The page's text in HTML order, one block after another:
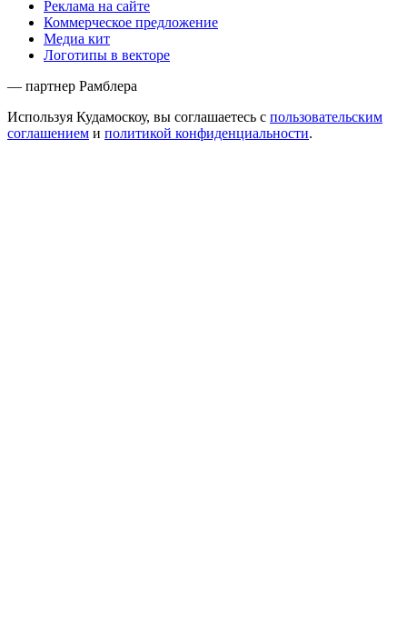
Реклама на сайте
Коммерческое предложение
Медиа кит
Логотипы в векторе
— партнер Рамблера
Используя Кудамоскоу, вы соглашаетесь с пользовательским
соглашением и политикой конфиденциальности.